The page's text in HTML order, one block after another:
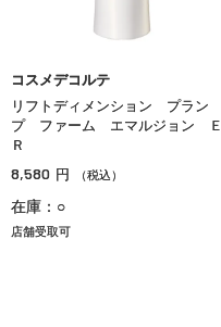
コスメデコルテ
リフトディメンション プラン
プ ファーム エマルジョン Ｅ
Ｒ
8,580 円 （税込）
在庫：○
店舗受取可